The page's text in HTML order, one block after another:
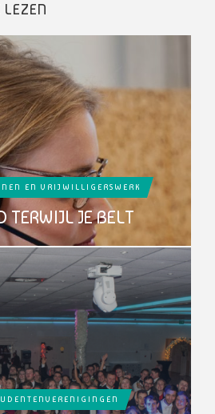
EN VRIJWILLIGERSWERK
TERWIJL JE BELT